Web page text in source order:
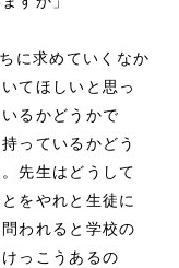
に求めていくなか
てほしいと思っ
るかどうかで
っているかどう
先生はどうして
をやれと生徒に
われると学校の
っこうあるの